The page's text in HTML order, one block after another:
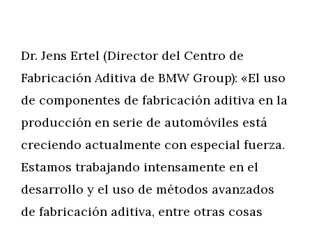
Dr. Jens Ertel (Director del Centro de
Fabricación Aditiva de BMW Group): «El uso
de componentes de fabricación aditiva en la
producción en serie de automóviles está
creciendo actualmente con especial fuerza.
Estamos trabajando intensamente en el
desarrollo y el uso de métodos avanzados
de fabricación aditiva, entre otras cosas